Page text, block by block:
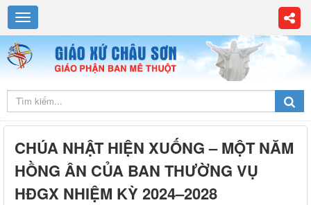
CHÚA NHẬT HIỆN XUỐNG – MỘT NĂM
HỒNG ÂN CỦA BAN THƯỜNG VỤ
HĐGX NHIỆM KỲ 2024–2028